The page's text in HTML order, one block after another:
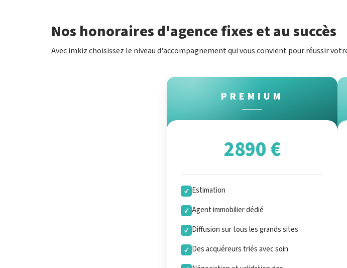
Nos honoraires d'agence fixes et au succès
Avec imkiz choisissez le niveau d'accompagnement qui vous convient pour réussir
PREMIUM
2890 €
✓ Estimation
✓ Agent immobilier dédié
✓ Diffusion sur tous les grands sites
✓ Des acquéreurs triés avec soin